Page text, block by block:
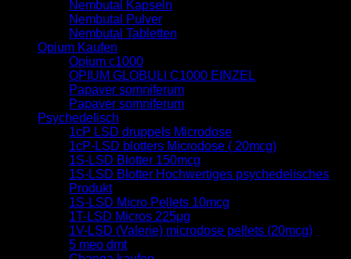
Nembutal Kapseln
Nembutal Pulver
Nembutal Tabletten
Opium Kaufen
Opium c1000
OPIUM GLOBULI C1000 EINZEL
Papaver somniferum
Papaver somniferum
Psychedelisch
1cP LSD druppels Microdose
1cP-LSD blotters Microdose ( 20mcg)
1S-LSD Blotter 150mcg
1S-LSD Blotter Hochwertiges psychedelisches
Produkt
1S-LSD Micro Pellets 10mcg
1T-LSD Micros 225μg
1V-LSD (Valerie) microdose pellets (20mcg)
5 meo dmt